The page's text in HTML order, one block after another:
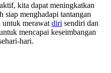
kita dapat meningkatkan
siap menghadapi tantangan
untuk merawat diri sendiri dan
mencapai keseimbangan
hari.